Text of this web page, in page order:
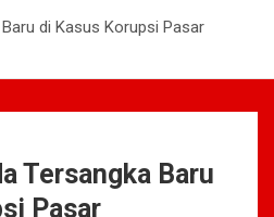
di Kasus Korupsi Pasar
Tersangka Baru
Pasar